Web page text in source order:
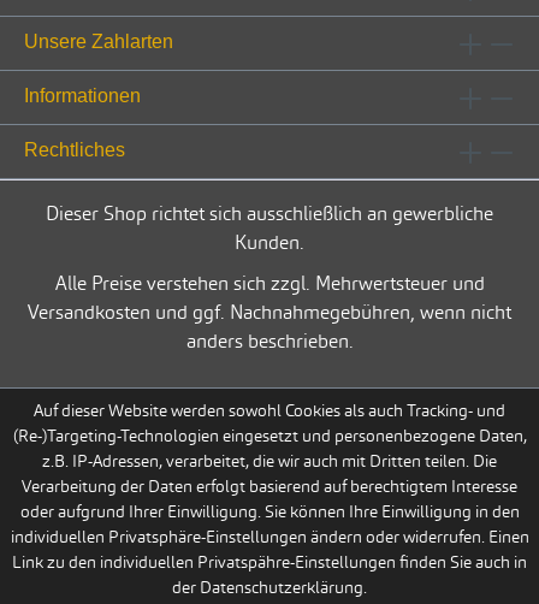
Unsere Zahlarten
Informationen
Rechtliches
Dieser Shop richtet sich ausschließlich an gewerbliche
Kunden.
Alle Preise verstehen sich zzgl. Mehrwertsteuer und
Versandkosten und ggf. Nachnahmegebühren, wenn nicht
anders beschrieben.
Auf dieser Website werden sowohl Cookies als auch Tracking- und
(Re-)Targeting-Technologien eingesetzt und personenbezogene Daten,
z.B. IP-Adressen, verarbeitet, die wir auch mit Dritten teilen. Die
Verarbeitung der Daten erfolgt basierend auf berechtigtem Interesse
oder aufgrund Ihrer Einwilligung. Sie können Ihre Einwilligung in den
individuellen Privatsphäre-Einstellungen ändern oder widerrufen. Einen
Link zu den individuellen Privatspähre-Einstellungen finden Sie auch in
der Datenschutzerklärung.